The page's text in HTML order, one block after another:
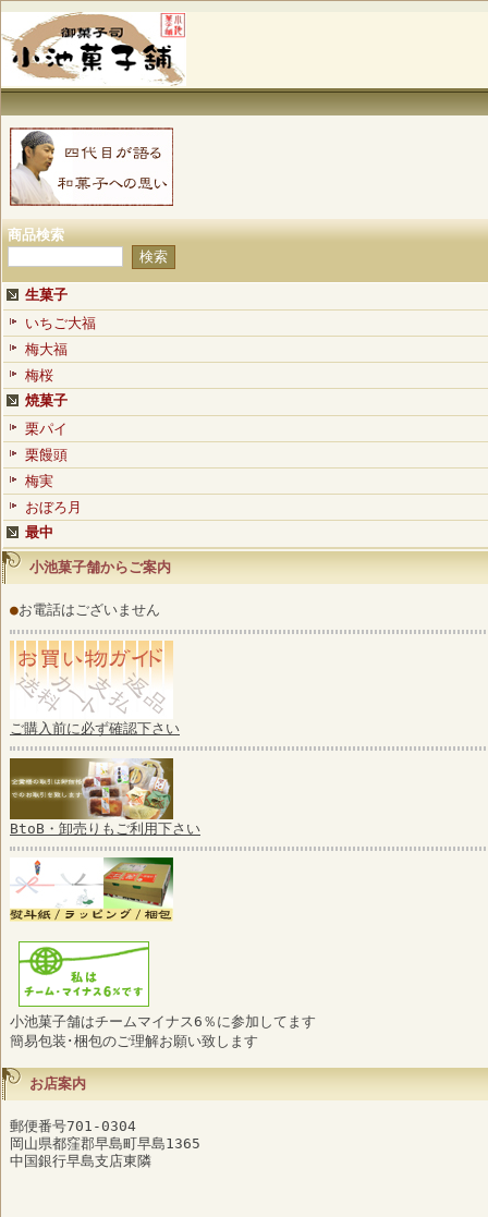
商品検索
生菓子
いちご大福
梅大福
梅桜
焼菓子
栗パイ
栗饅頭
梅実
おぼろ月
最中
小池菓子舗からご案内
●お電話はございません
ご購入前に必ず確認下さい
BtoB・卸売りもご利用下さい
小池菓子舗はチームマイナス6％に参加してます
簡易包装･梱包のご理解お願い致します
お店案内
郵便番号701-0304
岡山県都窪郡早島町早島1365
中国銀行早島支店東隣